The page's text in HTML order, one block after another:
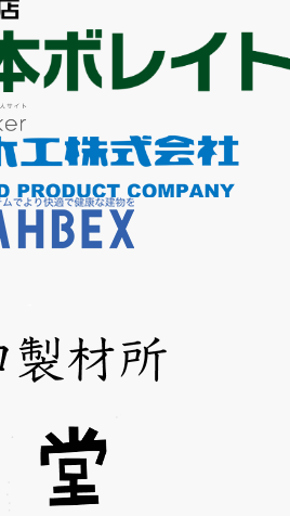
南部/京田辺市/木津
市/宇治市/久御山町/
華町 /